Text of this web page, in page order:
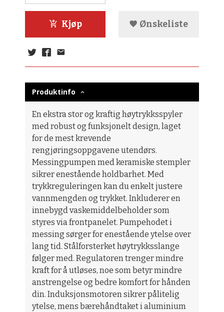
Kjøp Ønskeliste
Produktinfo
En ekstra stor og kraftig høytrykksspyler
med robust og funksjonelt design, laget
for de mest krevende
rengjøringsoppgavene utendørs.
Messingpumpen med keramiske stempler
sikrer enestående holdbarhet. Med
trykkreguleringen kan du enkelt justere
vannmengden og trykket. Inkluderer en
innebygd vaskemiddelbeholder som
styres via frontpanelet. Pumpehodet i
messing sørger for enestående ytelse over
lang tid. Stålforsterket høytrykksslange
følger med. Regulatoren trenger mindre
kraft for å utløses, noe som betyr mindre
anstrengelse og bedre komfort for hånden
din. Induksjonsmotoren sikrer pålitelig
ytelse, mens bærehåndtaket i aluminium